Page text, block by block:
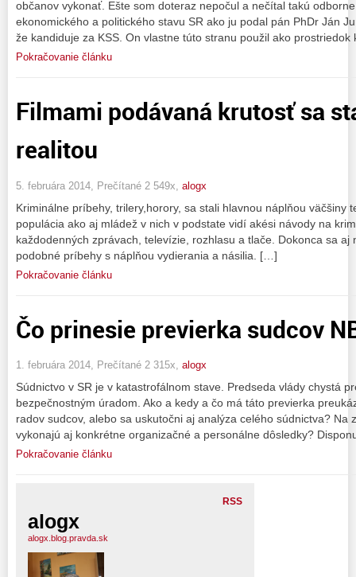
občanov vykonať. Ešte som doteraz nepočul a nečítal takú
ekonomického a politického stavu SR ako ju podal pán PhDr Ján
že kandiduje za KSS. On vlastne túto stranu použil ako
Pokračovanie článku
Filmami podávaná krutosť sa
realitou
5. februára 2014, Prečítané 2 549x, alogx
Kriminálne príbehy, trilery,horory, sa stali hlavnou náplňou väčšiny
populácia ako aj mládež v nich v podstate vidí akési návody na
každodenných zprávach, televízie, rozhlasu a tlače. Dokonca sa
podobné príbehy s náplňou vydierania a násilia. […]
Pokračovanie článku
Čo prinesie previerka sudcov
1. februára 2014, Prečítané 2 315x, alogx
Súdnictvo v SR je v katastrofálnom stave. Predseda vlády chystá
bezpečnostným úradom. Ako a kedy a čo má táto previerka
radov sudcov, alebo sa uskutočni aj analýza celého súdnictva? Na
vykonajú aj konkrétne organizačné a personálne dôsledky?
Pokračovanie článku
RSS
alogx
alogx.blog.pravda.sk